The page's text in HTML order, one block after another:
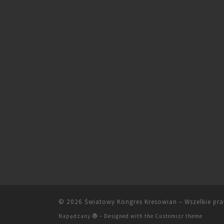
© 2026 Światowy Kongres Kresowian – Wszelkie
Napędzany – Designed with the Customizr theme